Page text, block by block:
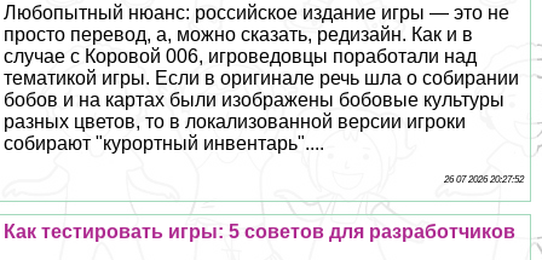
Любопытный нюанс: российское издание игры — это не
просто перевод, а, можно сказать, редизайн. Как и в
случае с Коровой 006, игроведовцы поработали над
тематикой игры. Если в оригинале речь шла о собирании
бобов и на картах были изображены бобовые культуры
разных цветов, то в локализованной версии игроки
собирают "курортный инвентарь"....
26 07 2026 20:27:52
Как тестировать игры: 5 советов для разработчиков